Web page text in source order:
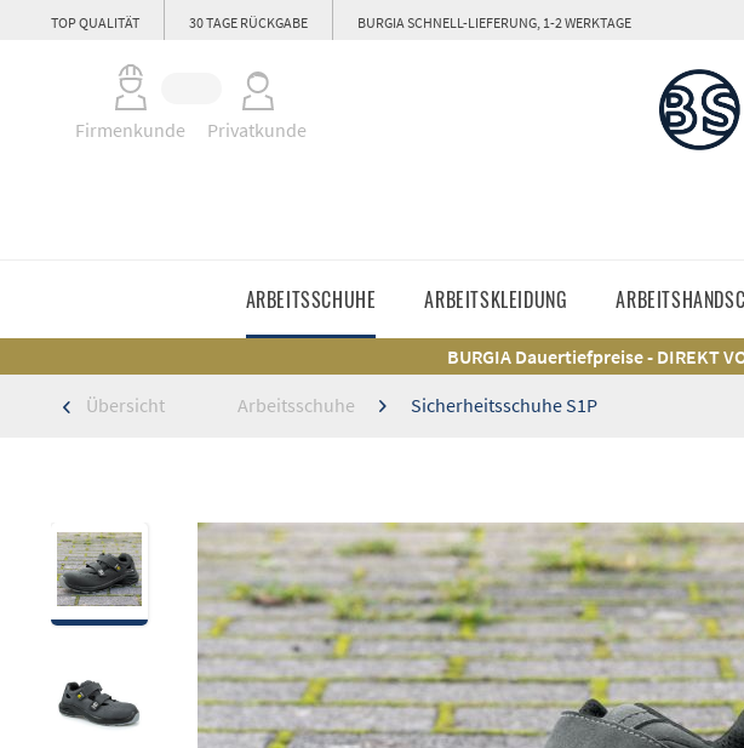
TOP QUALITÄT 30 TAGE RÜCKGABE BURGIA SCHNELL-LIEFERUNG, 1-2 WERKTAGE
Firmenkunde Privatkunde
ARBEITSSCHUHE ARBEITSKLEIDUNG
BURGIA Dauertiefpreise - DIREKT
Übersicht
Arbeitsschuhe Sicherheitsschuhe S1P